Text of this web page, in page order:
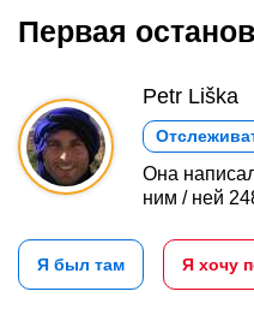
Первая
Petr Liška
Она
ним / ней
Я был там Я хочу